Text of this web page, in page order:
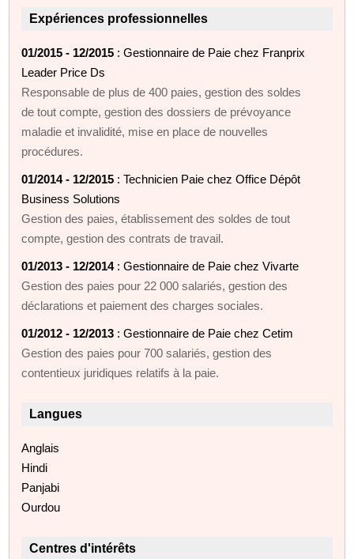
Expériences professionnelles
01/2015 - 12/2015 : Gestionnaire de Paie chez Franprix
Leader Price Ds
Responsable de plus de 400 paies, gestion des soldes
de tout compte, gestion des dossiers de prévoyance
maladie et invalidité, mise en place de nouvelles
procédures.
01/2014 - 12/2015 : Technicien Paie chez Office Dépôt
Business Solutions
Gestion des paies, établissement des soldes de tout
compte, gestion des contrats de travail.
01/2013 - 12/2014: Gestionnaire de Paie chez Vivarte
Gestion des paies pour 22 000 salariés, gestion des
déclarations et paiement des charges sociales.
01/2012 - 12/2013 : Gestionnaire de Paie chez Cetim
Gestion des paies pour 700 salariés, gestion des
contentieux juridiques relatifs à la paie.
Langues
Anglais
Hindi
Panjabi
Ourdou
Centres d'intérêts